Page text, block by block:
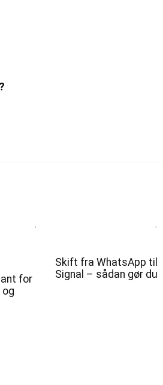
for
Skift fra WhatsApp til
Signal – sådan gør du